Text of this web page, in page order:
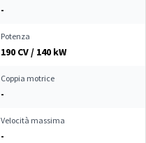
-
Potenza
190 CV / 140 kW
Coppia motrice
-
Velocità massima
-